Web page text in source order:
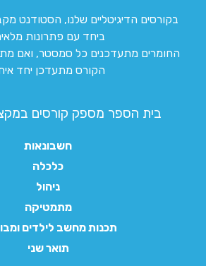
בקורסים הדיגיטליים שלנו, הסטודנט
ביחד עם פתרונות
החומרים מתעדכנים כל סמסטר, ואם
הקורס מתעדכן יחד
בית הספר מספק קורסים
חשבונאות
כלכלה
ניהול
מתמטיקה
תכנות מחשב לילדים
תואר שני